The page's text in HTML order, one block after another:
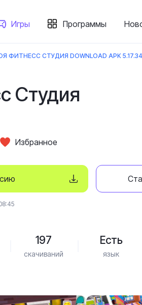
Игры Программы
ФИТНЕСС СТУДИЯ DOWNLOAD APK
Студия
Избранное
197
скачиваний
Есть
язык